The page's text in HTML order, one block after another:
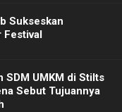
Sukseskan
SDM UMKM di Stilts
Sebut Tujuannya